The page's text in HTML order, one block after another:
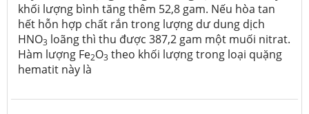
khối lượng bình tăng thêm 52,8 gam. Nếu hòa tan
hết hỗn hợp chất rắn trong lượng dư dung dịch
HNO3 loãng thì thu được 387,2 gam một muối nitrat.
Hàm lượng Fe2O3 theo khối lượng trong loại quặng
hematit này là